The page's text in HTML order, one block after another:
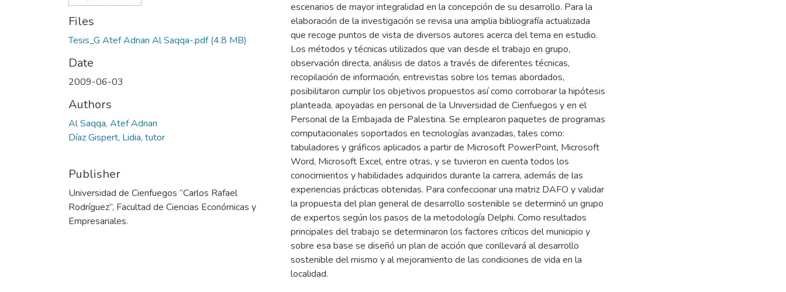
Files
Tesis_G Atef Adnan Al Saqqa-.pdf(4.8 MB)
Date
2009-06-03
Authors
Al Saqqa, Atef Adnan
Díaz Gispert, Lidia, tutor
Publisher
Universidad de Cienfuegos “Carlos Rafael
Rodríguez”, Facultad de Ciencias Económicas y
Empresariales.
escenarios de mayor integralidad en la concepción de su desarrollo. Para la
elaboración de la investigación se revisa una amplia bibliografía actualizada
que recoge puntos de vista de diversos autores acerca del tema en estudio.
Los métodos y técnicas utilizados que van desde el trabajo en grupo,
observación directa, análisis de datos a través de diferentes técnicas,
recopilación de información, entrevistas sobre los temas abordados,
posibilitaron cumplir los objetivos propuestos así como corroborar la hipótesis
planteada, apoyadas en personal de la Universidad de Cienfuegos y en el
Personal de la Embajada de Palestina. Se emplearon paquetes de programas
computacionales soportados en tecnologías avanzadas, tales como:
tabuladores y gráficos aplicados a partir de Microsoft PowerPoint, Microsoft
Word, Microsoft Excel, entre otras, y se tuvieron en cuenta todos los
conocimientos y habilidades adquiridos durante la carrera, además de las
experiencias prácticas obtenidas. Para confeccionar una matriz DAFO y validar
la propuesta del plan general de desarrollo sostenible se determinó un grupo
de expertos según los pasos de la metodología Delphi. Como resultados
principales del trabajo se determinaron los factores críticos del municipio y
sobre esa base se diseñó un plan de acción que conllevará al desarrollo
sostenible del mismo y al mejoramiento de las condiciones de vida en la
localidad.